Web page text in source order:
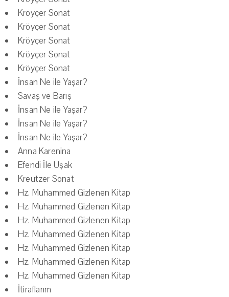
Kröyçer Sonat
Kröyçer Sonat
Kröyçer Sonat
Kröyçer Sonat
Kröyçer Sonat
İnsan Ne ile Yaşar?
Savaş ve Barış
İnsan Ne ile Yaşar?
İnsan Ne ile Yaşar?
İnsan Ne ile Yaşar?
Anna Karenina
Efendi İle Uşak
Kreutzer Sonat
Hz. Muhammed Gizlenen Kitap
Hz. Muhammed Gizlenen Kitap
Hz. Muhammed Gizlenen Kitap
Hz. Muhammed Gizlenen Kitap
Hz. Muhammed Gizlenen Kitap
Hz. Muhammed Gizlenen Kitap
Hz. Muhammed Gizlenen Kitap
İtiraflarım